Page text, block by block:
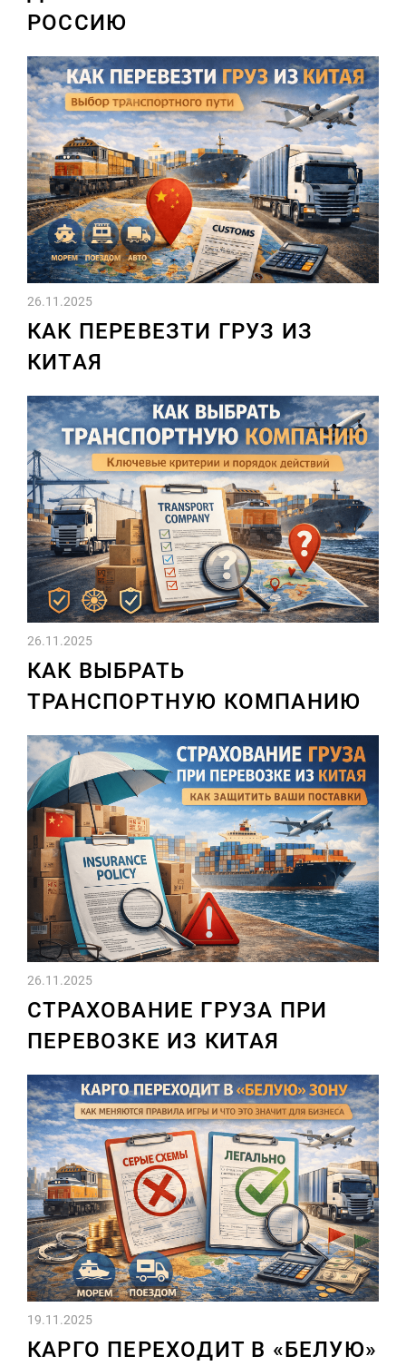
РОССИЮ
26.11.2025
КАК ПЕРЕВЕЗТИ ГРУЗ ИЗ
КИТАЯ
26.11.2025
КАК ВЫБРАТЬ
ТРАНСПОРТНУЮ КОМПАНИЮ
26.11.2025
СТРАХОВАНИЕ ГРУЗА ПРИ
ПЕРЕВОЗКЕ ИЗ КИТАЯ
19.11.2025
КАРГО ПЕРЕХОДИТ В «БЕЛУЮ»